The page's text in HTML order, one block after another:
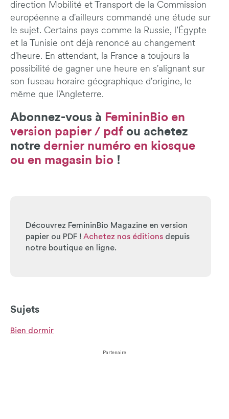
direction Mobilité et Transport de la Commission
européenne a d'ailleurs commandé une étude sur
le sujet. Certains pays comme la Russie, l’Égypte
et la Tunisie ont déjà renoncé au changement
d'heure. En attendant, la France a toujours la
possibilité de gagner une heure en s'alignant sur
son fuseau horaire géographique d'origine, le
même que l'Angleterre.
Abonnez-vous à FemininBio en
version papier / pdf ou achetez
notre dernier numéro en kiosque
ou en magasin bio !
Découvrez FemininBio Magazine en version
papier ou PDF ! Achetez nos éditions depuis
notre boutique en ligne.
Sujets
Bien dormir
Partenaire